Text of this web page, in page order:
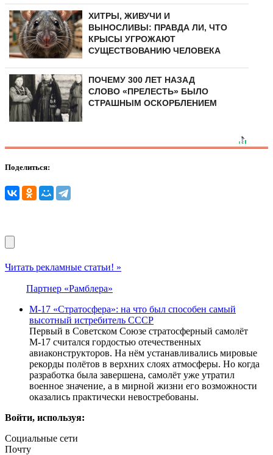
ХИТРЫ, ЖИВУЧИ И
ВЫНОСЛИВЫ: ПРАВДА ЛИ, ЧТО
КРЫСЫ УГРОЖАЮТ
СУЩЕСТВОВАНИЮ ЧЕЛОВЕКА
ПОЧЕМУ 300 ЛЕТ НАЗАД
СЛОВО «ПРЕЛЕСТЬ» БЫЛО
СТРАШНЫМ ОСКОРБЛЕНИЕМ
Поделиться:
Читать рекламные статьи! »
Партнер «Рамблера»
М-17 «Стратосфера»: на что был способен самый
высотный истребитель СССР
Первый в Советском Союзе стратосферный самолёт
М-17 считался гордостью отечественных
авиаконструкторов. На нём устанавливались мировые
рекорды полётов в верхних слоях атмосферы. Но когда
разработка была завершена, самолёт уже утратил
военное значение, а в мирной жизни его возможности
оказались практически невостребованы.
Войти, используя:
Социальные сети
Почту